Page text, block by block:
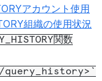
アカウント使用
組織の使用状況
関数